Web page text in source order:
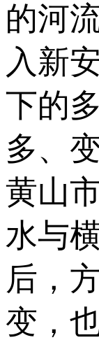
的河
入新
下的
多、
黄山
水与
后，
变，